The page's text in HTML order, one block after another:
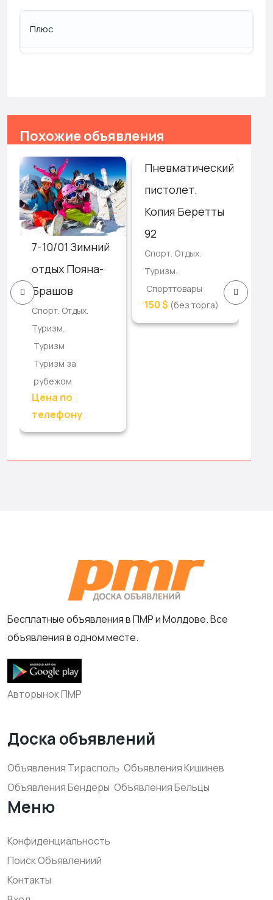
Плюс
Похожие объявления
7-10/01 Зимний
отдых Пояна-
Брашов
Спорт. Отдых.
Туризм.
Туризм
Туризм за
рубежом
Цена по
телефону
Пневматический
пистолет.
Копия Беретты
92
Спорт. Отдых.
Туризм.
Спорттовары
150 $ (без торга)
Бесплатные объявления в ПМР и Молдове. Все
объявления в одном месте.
Авторынок ПМР
Доска объявлений
Объявления Тирасполь Объявления Кишинев
Объявления Бендеры Объявления Бельцы
Меню
Конфиденциальность
Поиск Объявлениий
Контакты